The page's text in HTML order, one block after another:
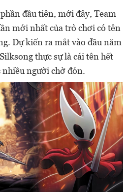
đầu tiên, mới đây, Team
mới nhất của trò chơi có tên
Dự kiến ra mắt vào đầu năm
thực sự là cái tên hết
nhiều người chờ đón.